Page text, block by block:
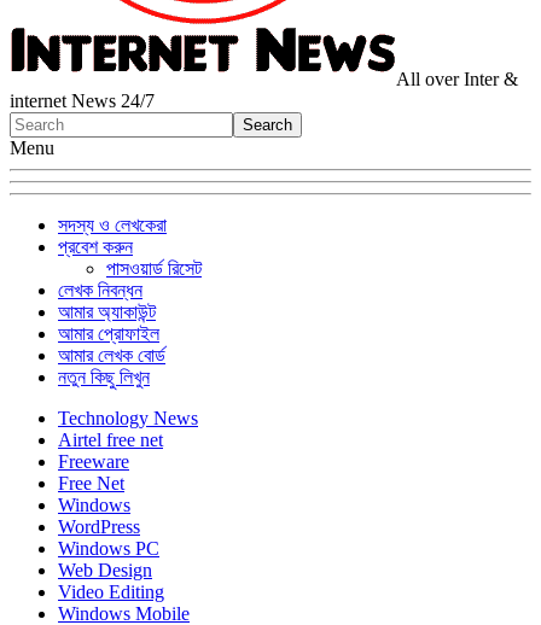
All over Inter &
internet News 24/7
Menu
সদস্য ও লেখকেরা
প্রবেশ করুন
পাসওয়ার্ড রিসেট
লেখক নিবন্ধন
আমার অ্যাকাউন্ট
আমার প্রোফাইল
আমার লেখক বোর্ড
নতুন কিছু লিখুন
Technology News
Airtel free net
Freeware
Free Net
Windows
WordPress
Windows PC
Web Design
Video Editing
Windows Mobile